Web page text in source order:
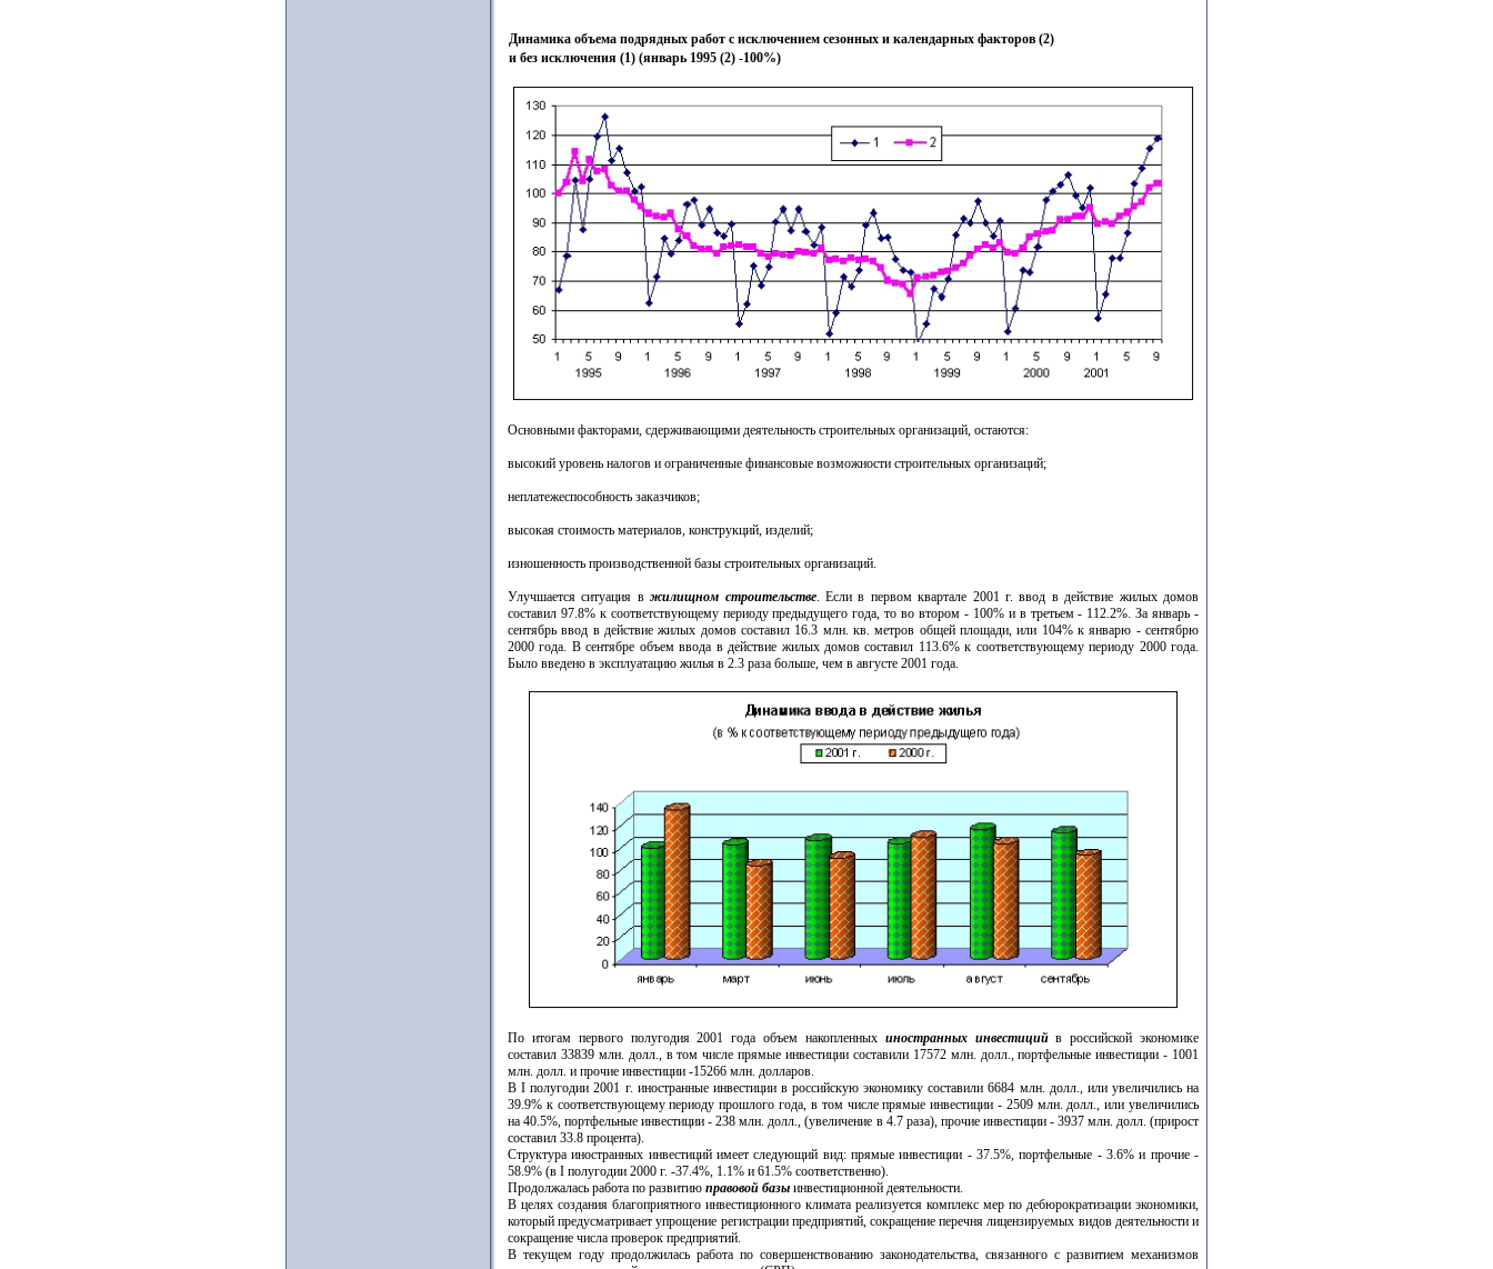
Динамика объема подрядных работ с исключением сезонных и календарных факторов (2)
и без исключения (1) (январь 1995 (2) -100%)
Основными факторами, сдерживающими деятельность строительных организаций, остаются:
высокий уровень налогов и ограниченные финансовые возможности строительных организаций;
неплатежеспособность заказчиков;
высокая стоимость материалов, конструкций, изделий;
изношенность производственной базы строительных организаций.
Улучшается ситуация вжилищном строительстве. Если в первом квартале 2001 г. ввод в действие жилых домов
составил 97.8% к соответствующему периоду предыдущего года, то во втором - 100% и в третьем - 112.2%. За январь -
сентябрь ввод в действие жилых домов составил 16.3 млн. кв. метров общей площади, или 104% к январю - сентябрю
2000 года. В сентябре объем ввода в действие жилых домов составил 113.6% к соответствующему периоду 2000 года.
Было введено в эксплуатацию жилья в 2.3 раза больше, чем в августе 2001 года.
По итогам первого полугодия 2001 года объем накопленных иностранных инвестицийв российской экономике
составил 33839 млн. долл., в том числе прямые инвестиции составили 17572 млн. долл., портфельные инвестиции - 1001
млн. долл. и прочие инвестиции -15266 млн. долларов.
В I полугодии 2001 г. иностранные инвестиции в российскую экономику составили 6684 млн. долл., или увеличились на
39.9% к соответствующему периоду прошлого года, в том числе прямые инвестиции - 2509 млн. долл., или увеличились
на 40.5%, портфельные инвестиции - 238 млн. долл., (увеличение в 4.7 раза), прочие инвестиции - 3937 млн. долл. (прирост
составил 33.8 процента).
Структура иностранных инвестиций имеет следующий вид: прямые инвестиции - 37.5%, портфельные - 3.6% и прочие -
58.9% (в I полугодии 2000 г. -37.4%, 1.1% и 61.5% соответственно).
Продолжалась работа по развитию правовой базы инвестиционной деятельности.
В целях создания благоприятного инвестиционного климата реализуется комплекс мер по дебюрократизации экономики,
который предусматривает упрощение регистрации предприятий, сокращение перечня лицензируемых видов деятельности и
сокращение числа проверок предприятий.
В текущем году продолжилась работа по совершенствованию законодательства, связанного с развитием механизмов